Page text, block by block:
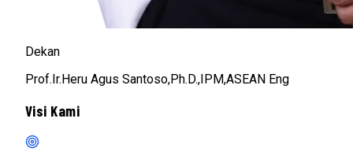
Dekan
Prof.Ir.Heru Agus Santoso,Ph.D.,IPM,ASEAN Eng
Visi Kami